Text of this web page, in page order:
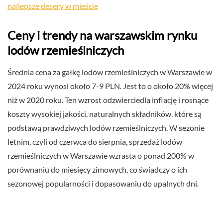
najlepsze desery w mieście
Ceny i trendy na warszawskim rynku
lodów rzemieślniczych
Średnia cena za gałkę lodów rzemieślniczych w Warszawie w
2024 roku wynosi około 7-9 PLN. Jest to o około 20% więcej
niż w 2020 roku. Ten wzrost odzwierciedla inflację i rosnące
koszty wysokiej jakości, naturalnych składników, które są
podstawą prawdziwych lodów rzemieślniczych. W sezonie
letnim, czyli od czerwca do sierpnia, sprzedaż lodów
rzemieślniczych w Warszawie wzrasta o ponad 200% w
porównaniu do miesięcy zimowych, co świadczy o ich
sezonowej popularności i dopasowaniu do upalnych dni.